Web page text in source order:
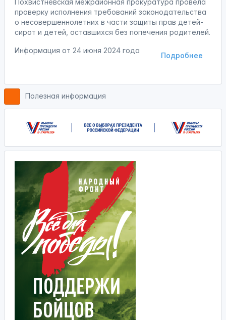
Похвистневская межрайонная прокуратура провела
проверку исполнения требований законодательства
о несовершеннолетних в части защиты прав детей-
сирот и детей, оставшихся без попечения родителей.
Подробнее
Информация от 24 июня 2024 года
Полезная информация